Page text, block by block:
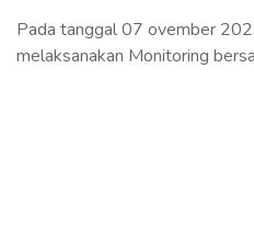
Pada tanggal 07 ovember
melaksanakan Monitoring